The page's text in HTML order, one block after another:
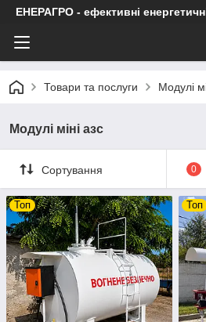
ЕНЕРАГРО - ефективні
Товари та послуги Модулі
Модулі міні азс
Сортування 0
Топ Топ